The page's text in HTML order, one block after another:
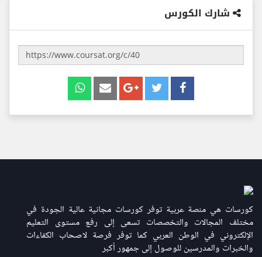
شارك الكورس
كورسات هي منصة عربية توفر كورسات مجانية عالية الجودة في
مختلف المجالات والتخصصات تسعى إلى رفع مستوى التعليم
الإلكتروني في الوطن العربي كما توفر فرصة لاصحاب الكفاءات
والخبرات والمدرسين للوصول إلى جمهور أكبر